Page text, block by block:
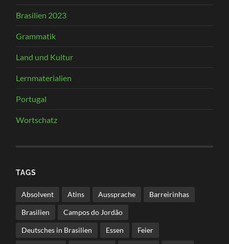
Brasilien 2023
Grammatik
Land und Kultur
Lernmaterialien
Portugal
Wortschatz
TAGS
Absolvent Atins Aussprache Barreirinhas
Brasilien Campos do Jordão
Deutsches in Brasilien Essen Feier